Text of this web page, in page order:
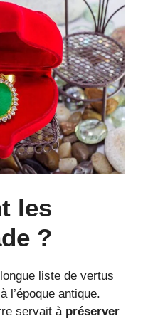
les
?
liste de vertus
l’époque antique.
servait à préserver